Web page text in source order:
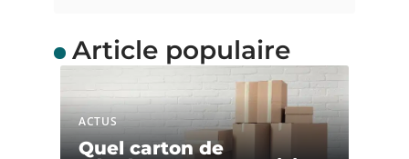
Article populaire
ACTUS
Quel carton de